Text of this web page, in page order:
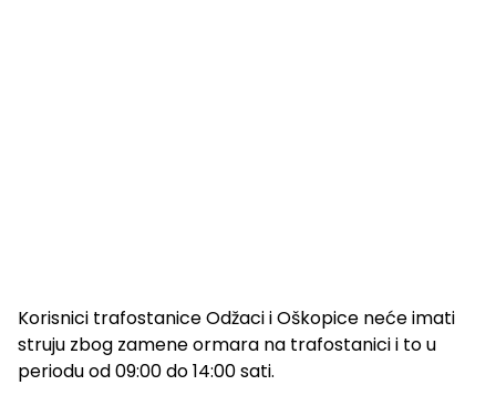
Korisnici trafostanice Odžaci i Oškopice neće imati
struju zbog zamene ormara na trafostanici i to u
periodu od 09:00 do 14:00 sati.